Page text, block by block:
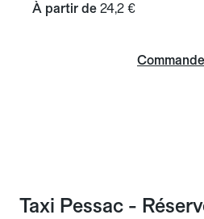
À partir de 24,2 €
Taxi Pessac -